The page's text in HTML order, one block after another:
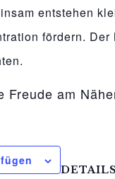
entstehen
fördern.
Freude am
DETAILS